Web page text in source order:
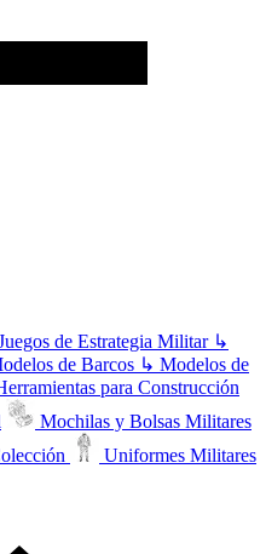
de Estrategia Militar ↳
de Barcos ↳ Modelos de
para Construcción
Mochilas y Bolsas Militares
Uniformes Militares